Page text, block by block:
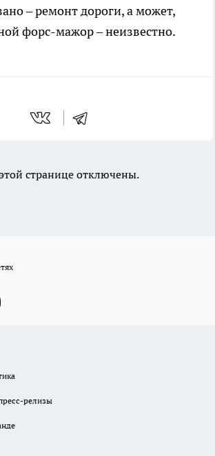
– ремонт дороги, а может,
форс-мажор – неизвестно.
странице отключены.
релизы